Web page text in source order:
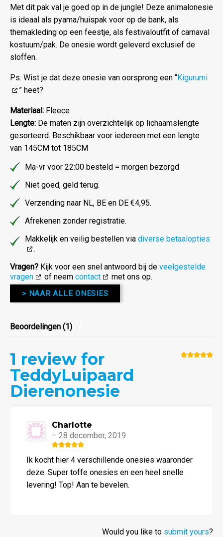
Met dit pak val je goed op in de jungle! Deze animalonesie
is ideaal als pyama/huispak voor op de bank, als
themakleding op een feestje, als festivaloutfit of carnaval
kostuum/pak. De onesie wordt geleverd exclusief de
sloffen.
Ps. Wist je dat deze onesie van oorsprong een “Kigurumi
” heet?
Materiaal: Fleece
Lengte: De maten zijn overzichtelijk op lichaamslengte
gesorteerd. Beschikbaar voor iedereen met een lengte
van 145CM tot 185CM
Ma-vr voor 22:00 besteld = morgen bezorgd
Niet goed, geld terug.
Verzending naar NL, BE en DE €4,95.
Afrekenen zonder registratie.
Makkelijk en veilig bestellen via diverse betaalopties
.
Vragen? Kijk voor een snel antwoord bij de veelgestelde
vragen
of neem contact met ons op.
> NAAR ALLE ONESIES
Beoordelingen (1)
1 review for
TeddyLuipaard
Dierenonesie
5 uit 5
Charlotte
– 28 december, 2019
Ik kocht hier 4 verschillende onesies waaronder
deze. Super toffe onesies en een heel snelle
levering! Top! Aan te bevelen.
Would you like to submit yours?